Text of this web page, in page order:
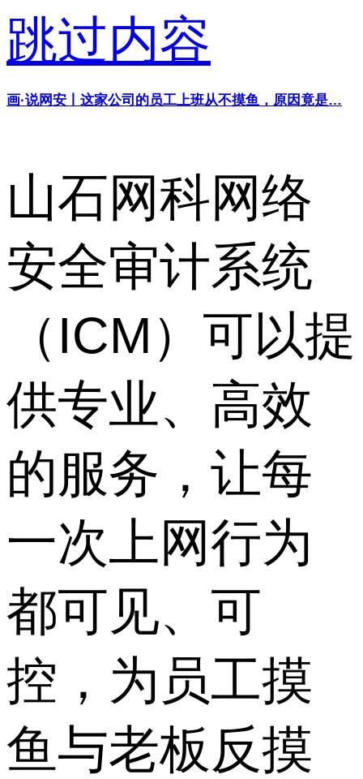
跳过内容
画·说网安丨这家公司的员工上班从不摸鱼，原因竟是…
山石网科网络
安全审计系统
（ICM）可以提
供专业、高效
的服务，让每
一次上网行为
都可见、可
控，为员工摸
鱼与老板反摸